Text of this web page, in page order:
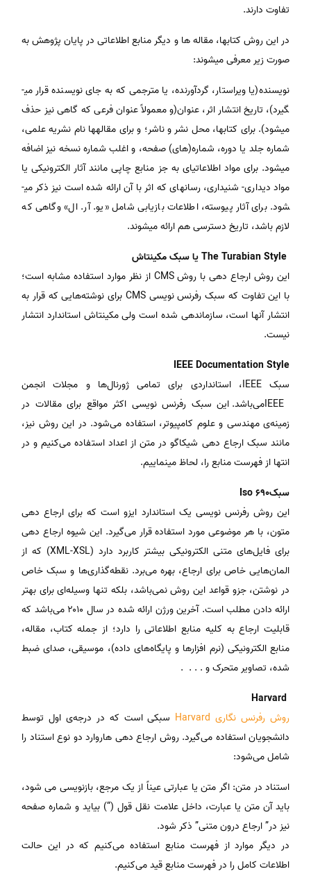
تفاوت دارند.
در این روش کتابها، مقاله­ ها و دیگر منابع اطلاعاتی در پایان پژوهش به
صورت زیر معرفی می­شوند:
نویسنده(یا ویراستار، گردآورنده، یا مترجمی که به جای نویسنده قرار می­
گیرد)، تاریخ انتشار اثر، عنوان(و معمولاً عنوان فرعی که گاهی نیز حذف
می­شود). برای کتابها، محل نشر و ناشر؛ و برای مقاله­ها نام نشریه علمی،
شماره جلد یا دوره، شماره(های) صفحه، و اغلب شماره نسخه نیز اضافه
می­شود. برای مواد اطلاعاتی­ای به جز منابع چاپی مانند آثار الکترونیکی یا
مواد دیداری- شنیداری، رسانه­ای که اثر با آن ارائه شده است نیز ذکر می­
شود. برای آثار پیوسته، اطلاعات بازیابی شامل «یو. آر. ال» وگاهی که
لازم باشد، تاریخ دسترسی هم ارائه می­شوند.
این روش ارجاع دهی با روش CMS از نظر موارد استفاده مشابه است؛
با این تفاوت که سبک رفرنس نویسی CMS برای نوشته‌هایی که قرار به
انتشار آنها است، سازماندهی شده است ولی مکینتاش استاندارد انتشار
نیست.
IEEE Documentation Style
سبک IEEE، استانداردی برای تمامی ژورنال‌ها و مجلات انجمن
IEEEمی‌باشد. این سبک رفرنس نویسی اکثر مواقع برای مقالات در
زمینه‌ی مهندسی و علوم کامپیوتر، استفاده می‌شود. در این روش نیز،
مانند سبک ارجاع دهی شیکاگو در متن از اعداد استفاده می‌کنیم و در
انتها از فهرست منابع را، لحاظ مینماییم.
سبکIso 690
این روش رفرنس نویسی یک استاندارد ایزو است که برای ارجاع دهی
متون، با هر موضوعی مورد استفاده قرار می‌گیرد. این شیوه ارجاع دهی
برای فایل‌های متنی الکترونیکی بیشتر کاربرد دارد (XML-XSL) که از
المان‌هایی خاص برای ارجاع، بهره می‌برد. نقطه‌گذاری‌ها و سبک خاص
در نوشتن، جزو قواعد این روش نمی‌باشد، بلکه تنها وسیله‌ای برای بهتر
ارائه دادن مطلب است. آخرین ورژن ارائه شده در سال ۲۰۱۰ می‌باشد که
قابلیت ارجاع به کلیه منابع اطلاعاتی را دارد؛ از جمله کتاب، مقاله،
منابع الکترونیکی (نرم افزارها و پایگاه‌های داده)، موسیقی، صدای ضبط
شده، تصاویر متحرک و . . . .
روش رفرنس نگاری ‌Harvard
سبکی است که در درجه‌ی اول توسط
دانشجویان استفاده می‌گیرد. روش ارجاع دهی هاروارد دو نوع استناد را
شامل می‌شود:
استناد در متن: اگر متن یا عبارتی عیناً از یک مرجع، بازنویسی می شود،
باید آن متن یا عبارت، داخل علامت نقل قول (“) بیاید و شماره صفحه
نیز در” ارجاع درون متنی” ذکر شود.
در دیگر موارد از فهرست منابع استفاده می‌کنیم که در این حالت
اطلاعات کامل را در فهرست منابع قید می‌کنیم.